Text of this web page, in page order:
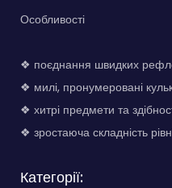
Особливості
❖ поєднання швидких
❖ милі, пронумеровані
❖ хитрі предмети та
❖ зростаюча складність
Категорії: